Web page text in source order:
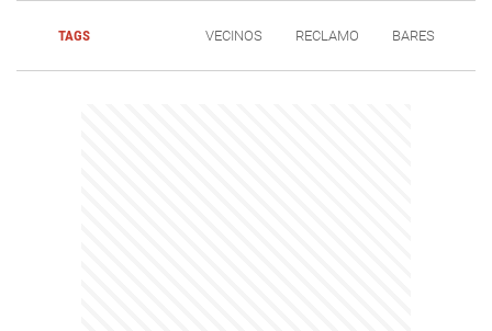
TAGS VECINOS RECLAMO BARES